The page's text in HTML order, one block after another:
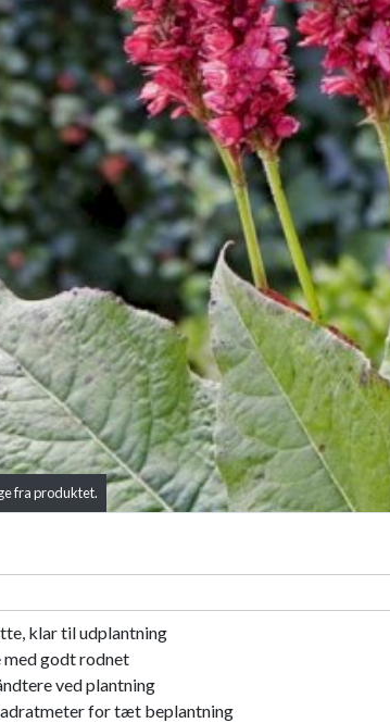
fra produktet.
klar til udplantning
godt rodnet
ved plantning
for tæt beplantning